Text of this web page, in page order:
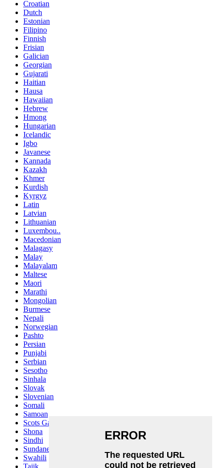
Croatian
Dutch
Estonian
Filipino
Finnish
Frisian
Galician
Georgian
Gujarati
Haitian
Hausa
Hawaiian
Hebrew
Hmong
Hungarian
Icelandic
Igbo
Javanese
Kannada
Kazakh
Khmer
Kurdish
Kyrgyz
Latin
Latvian
Lithuanian
Luxembou..
Macedonian
Malagasy
Malay
Malayalam
Maltese
Maori
Marathi
Mongolian
Burmese
Nepali
Norwegian
Pashto
Persian
Punjabi
Serbian
Sesotho
Sinhala
Slovak
Slovenian
Somali
Samoan
Scots Gaelic
Shona
Sindhi
Sundanese
Swahili